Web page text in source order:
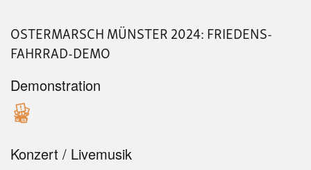
OSTERMARSCH MÜNSTER 2024: FRIEDENS-
FAHRRAD-DEMO
Demonstration
Konzert / Livemusik